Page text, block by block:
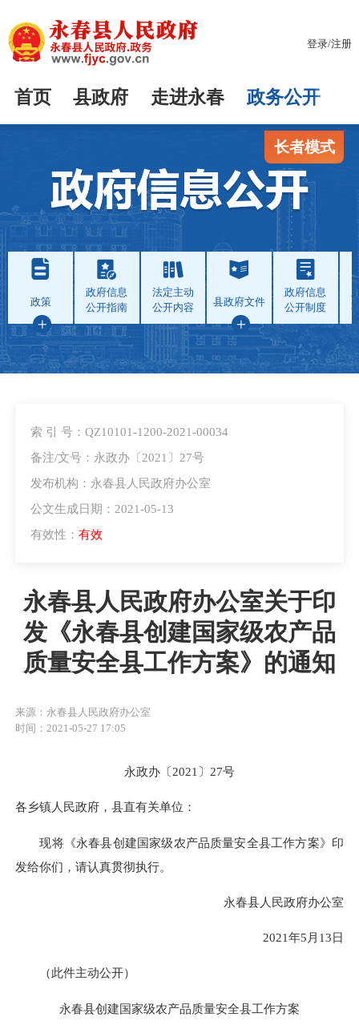
登录/注册
首页 县政府 走进永春 政务公开
长者模式
政策
政府信息
公开指南
法定主动
公开内容
县政府文件
政府信息
公开制度
索 引 号：QZ10101-1200-2021-00034
备注/文号：永政办〔2021〕27号
发布机构：永春县人民政府办公室
公文生成日期：2021-05-13
有效性： 有效
永春县人民政府办公室关于印
发《永春县创建国家级农产品
质量安全县工作方案》的通知
来源：永春县人民政府办公室
时间：2021-05-27 17:05
永政办〔2021〕27号
各乡镇人民政府，县直有关单位：
现将《永春县创建国家级农产品质量安全县工作方案》印
发给你们，请认真贯彻执行。
永春县人民政府办公室
2021年5 月 13日
（此件主动公开）
永春县创建国家级农产品质量安全县工作方案